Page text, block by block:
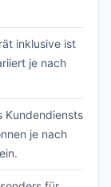
inklusive ist
je nach
Kundendiensts
je nach